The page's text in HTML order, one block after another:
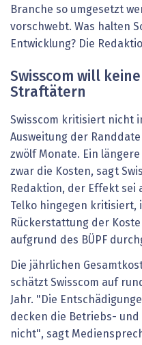
Branche so umgesetzt
vorschwebt. Was halten
Entwicklung? Die
Swisscom will
Straftätern
Swisscom kritisiert nicht
Ausweitung der
zwölf Monate. Ein
zwar die Kosten, sagt
Redaktion, der Effekt sei
Telko hingegen kritisiert,
Rückerstattung der
aufgrund des BÜPF
Die jährlichen
schätzt Swisscom auf
Jahr. "Die
decken die Betriebs-
nicht", sagt